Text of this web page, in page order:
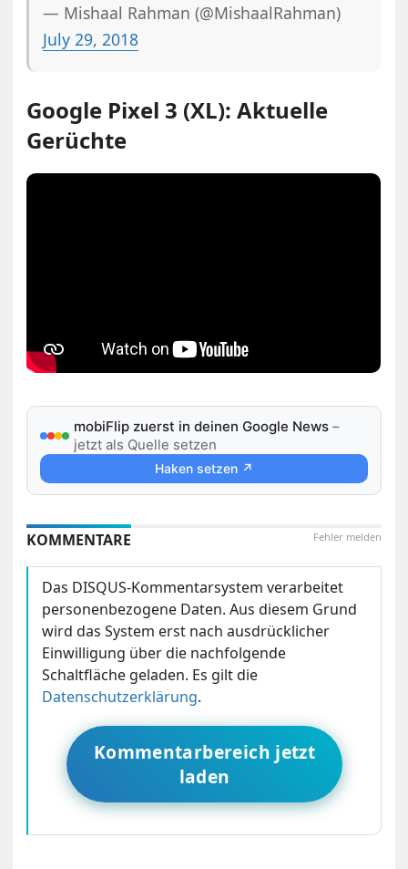
— Mishaal Rahman (@MishaalRahman)
July 29, 2018
Google Pixel 3 (XL): Aktuelle
Gerüchte
mobiFlip zuerst in deinen Google News –
jetzt als Quelle setzen
Haken setzen ↗
Fehler melden
KOMMENTARE
Das DISQUS-Kommentarsystem verarbeitet
personenbezogene Daten. Aus diesem Grund
wird das System erst nach ausdrücklicher
Einwilligung über die nachfolgende
Schaltfläche geladen. Es gilt die
Datenschutzerklärung.
Kommentarbereich jetzt
laden